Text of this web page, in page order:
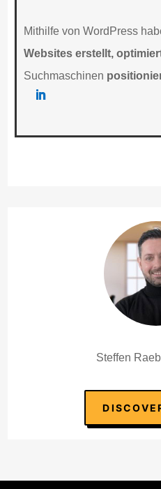
Mithilfe von WordPress
Websites erstellt,
Suchmaschinen
Steffen